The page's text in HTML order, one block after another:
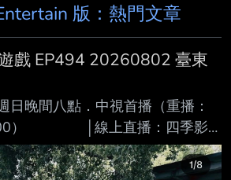
版：熱門文章
戲 EP494 20260802 臺東
日晚間八點．中視首播（重播：
） │線上直播：四季影
．MOD │網路頻道：B
（週一更新）．Youtube（隔週